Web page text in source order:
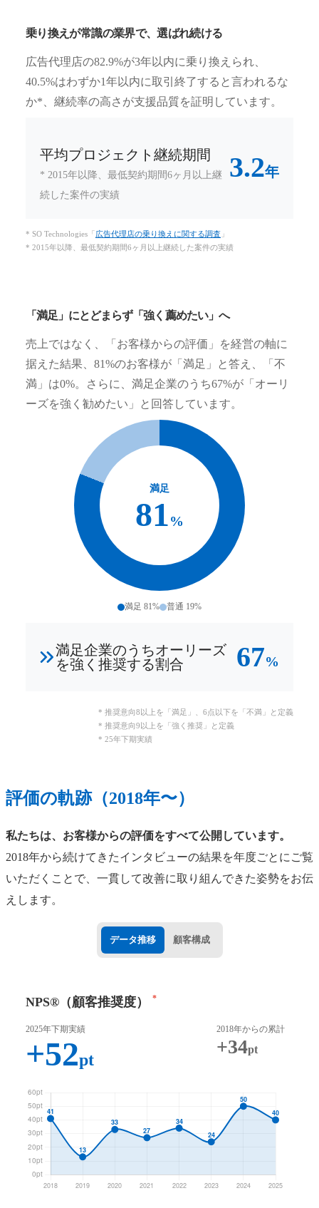
乗り換えが常識の業界で、選ばれ続ける
広告代理店の82.9%が3年以内に乗り換えられ、
40.5%はわずか1年以内に取引終了すると言われるな
か*、継続率の高さが支援品質を証明しています。
平均プロジェクト継続期間
* 2015年以降、最低契約期間6ヶ月以上継
続した案件の実績
3.2年
* SO Technologies「 広告代理店の乗り換えに関する調査 」
* 2015年以降、最低契約期間6ヶ月以上継続した案件の実績
「満足」にとどまらず「強く薦めたい」へ
売上ではなく、「お客様からの評価」を経営の軸に
据えた結果、81%のお客様が「満足」と答え、「不
満」は0%。さらに、満足企業のうち67%が「オーリ
ーズを強く勧めたい」と回答しています。
満足
81%
満足 81% 普通 19%
満足企業のうちオーリーズ
を強く推奨する割合
67%
* 推奨意向8以上を「満足」、6点以下を「不満」と定義
* 推奨意向9以上を「強く推奨」と定義
* 25年下期実績
評価の軌跡（2018年〜）
私たちは、お客様からの評価をすべて公開しています。
2018年から続けてきたインタビューの結果を年度ごとにご覧
いただくことで、一貫して改善に取り組んできた姿勢をお伝
えします。
データ推移 顧客構成
NPS®（顧客推奨度） *
2025年下期実績
+52pt
2018年からの累計
+34pt